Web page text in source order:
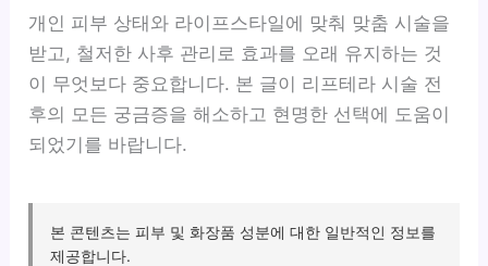
개인 피부 상태와 라이프스타일에 맞춰 맞춤 시술을
받고, 철저한 사후 관리로 효과를 오래 유지하는 것
이 무엇보다 중요합니다. 본 글이 리프테라 시술 전
후의 모든 궁금증을 해소하고 현명한 선택에 도움이
되었기를 바랍니다.
본 콘텐츠는 피부 및 화장품 성분에 대한 일반적인 정보를
제공합니다.